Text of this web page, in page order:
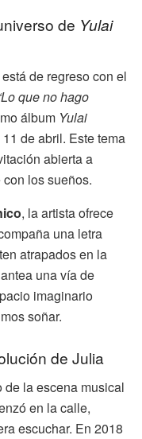
de Yulai
de regreso con el
que no hago
álbum Yulai
de abril. Este tema
abierta a
los sueños.
, la artista ofrece
una letra
atrapados en la
una vía de
imaginario
soñar.
de Julia
la escena musical
en la calle,
escuchar. En 2018